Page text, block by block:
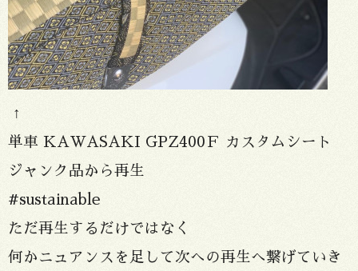
↑
単車 KAWASAKI GPZ400Ｆ カスタムシート
ジャンク品から再生
#sustainable
ただ再生するだけではなく
何かニュアンスを足して次への再生へ繋げていき